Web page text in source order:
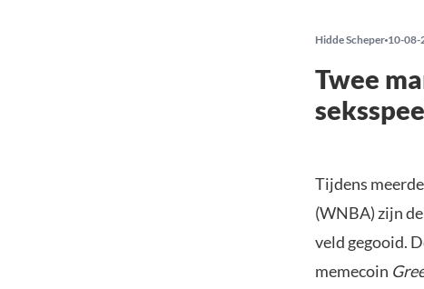
Hidde Scheper 10-08-
Twee
Tijdens
(WNBA) zijn
veld gegooid.
memecoin